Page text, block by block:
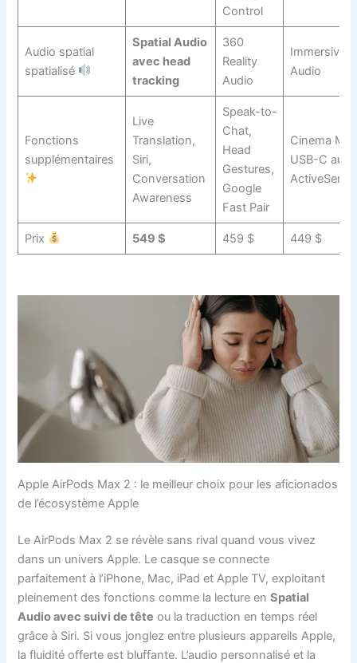
Control
Audio spatial
spatialisé
Spatial Audio
avec head
tracking
360
Reality
Audio
Immersive
Audio
Fonctions
supplémentaires
Live
Translation,
Siri,
Conversation
Awareness
Speak-to-
Chat,
Head
Gestures,
Google
Fast Pair
Cinema
USB-C
ActiveSense
Prix 549 $ 459 $ 449 $
Apple AirPods Max 2 : le meilleur choix pour les aficionados
de l’écosystème Apple
Le AirPods Max 2 se révèle sans rival quand vous vivez
dans un univers Apple. Le casque se connecte
parfaitement à l’iPhone, Mac, iPad et Apple TV, exploitant
pleinement des fonctions comme la lecture enSpatial
Audio avec suivi de tête ou la traduction en temps réel
grâce à Siri. Si vous jonglez entre plusieurs appareils Apple,
la fluidité offerte est bluffante. L’audio personnalisé et la